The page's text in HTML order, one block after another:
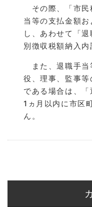
その際、「市民
当等の支払金額
し、あわせて「
別徴収税額納入内
また、退職手当
役、理事、監事
である場合は、
1ヵ月以内に市区
ん。